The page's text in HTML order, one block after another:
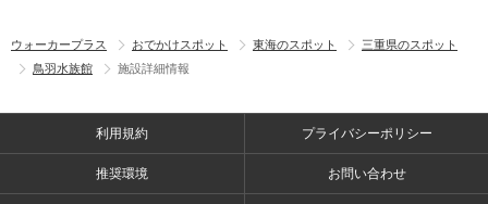
ウォーカープラス おでかけスポット 東海のスポット
三重県のスポット
鳥羽水族館
施設詳細情報
利用規約 プライバシーポリシー
推奨環境 お問い合わせ